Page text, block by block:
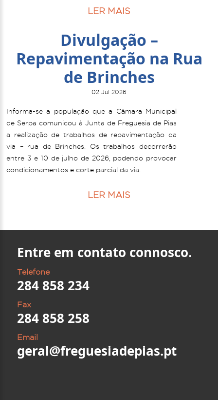
LER MAIS
Divulgação –
Repavimentação na Rua
de Brinches
02 Jul 2026
Informa-se a população que a Câmara Municipal
de Serpa comunicou à Junta de Freguesia de Pias
a realização de trabalhos de repavimentação da
via – rua de Brinches. Os trabalhos decorrerão
entre 3 e 10 de julho de 2026, podendo provocar
condicionamentos e corte parcial da via.
LER MAIS
Entre em contato connosco.
Telefone
284 858 234
Fax
284 858 258
Email
geral@freguesiadepias.pt